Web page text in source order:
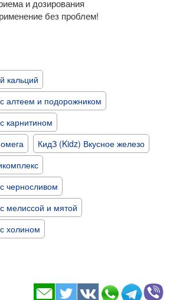
и дозирования
без проблем!
кальций
алтеем и подорожником
карнитином
КидЗ (Kidz) Вкусное железо
черносливом
мелиссой и мятой
холином